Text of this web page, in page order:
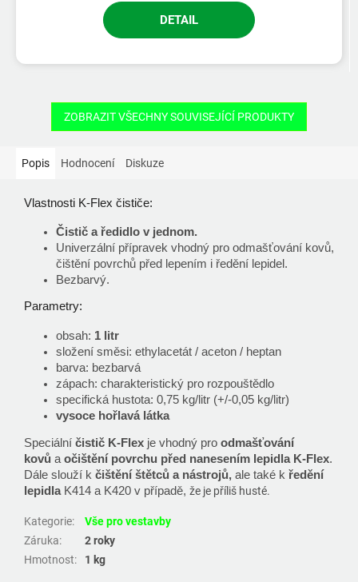
DETAIL
ZOBRAZIT VŠECHNY SOUVISEJÍCÍ PRODUKTY
Popis Hodnocení Diskuze
Vlastnosti K-Flex čističe:
Čistič a ředidlo v jednom.
Univerzální přípravek vhodný pro odmašťování kovů,
čištění povrchů před lepením i ředění lepidel.
Bezbarvý.
Parametry:
obsah: 1 litr
složení směsi: ethylacetát / aceton / heptan
barva: bezbarvá
zápach: charakteristický pro rozpouštědlo
specifická hustota: 0,75 kg/litr (+/-0,05 kg/litr)
vysoce hořlavá látka
Speciální čistič K-Flex je vhodný pro odmašťování
kovů a očištění povrchu před nanesením lepidla K‑Flex.
Dále slouží k čištění štětců a nástrojů, ale také k ředění
lepidlaK414 a K420 v případě, že je příliš husté.
Kategorie:
Vše pro vestavby
Záruka:
2 roky
Hmotnost: 1 kg